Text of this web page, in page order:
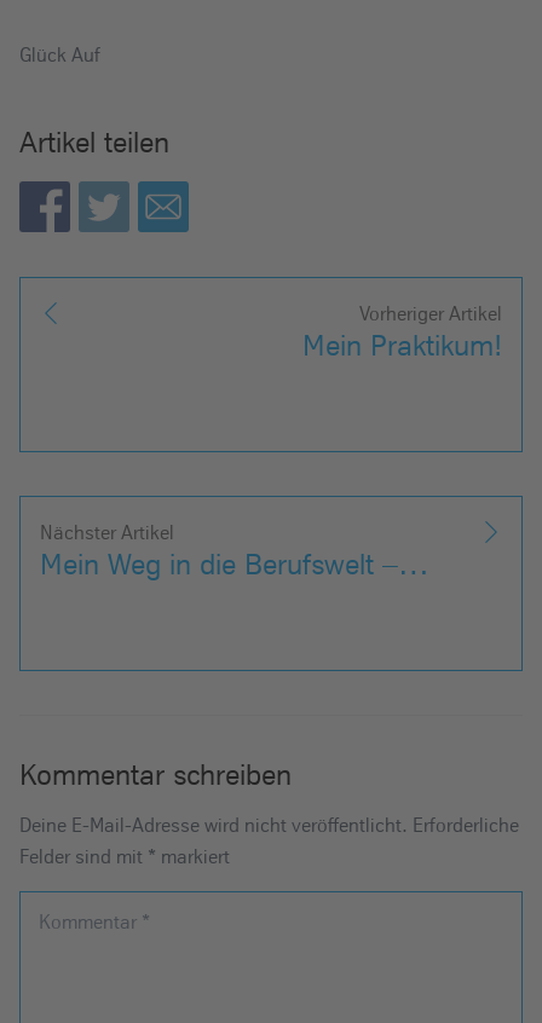
Glück Auf
Artikel teilen
Vorheriger Artikel
Mein Praktikum!
Nächster Artikel
Mein Weg in die Berufswelt –…
Kommentar schreiben
Deine E-Mail-Adresse wird nicht veröffentlicht. Erforderliche
Felder sind mit * markiert
Kommentar *